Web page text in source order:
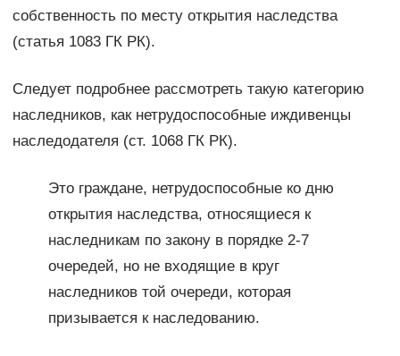
собственность по месту открытия наследства
(статья 1083 ГК РК).
Следует подробнее рассмотреть такую категорию
наследников, как нетрудоспособные иждивенцы
наследодателя (ст. 1068 ГК РК).
Это граждане, нетрудоспособные ко дню
открытия наследства, относящиеся к
наследникам по закону в порядке 2-7
очередей, но не входящие в круг
наследников той очереди, которая
призывается к наследованию.